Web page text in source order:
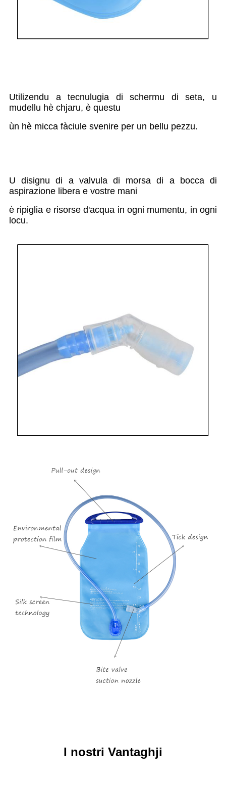
Utilizendu a tecnulugia di schermu di seta, u
mudellu hè chjaru, è questu
ùn hè micca fàciule svenire per un bellu pezzu.
U disignu di a valvula di morsa di a bocca di
aspirazione libera e vostre mani
è ripiglia e risorse d'acqua in ogni mumentu, in ogni
locu.
I nostri Vantaghji